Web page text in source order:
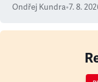
Ondřej Kundra•7. 8.